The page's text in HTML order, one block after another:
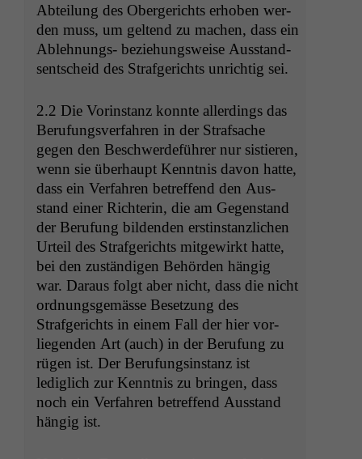
Abteilung des Oberg­erichts erhoben wer­
den muss, um gel­tend zu machen, dass ein
Ablehnungs- beziehungsweise Aus­stand­
sentscheid des Strafgerichts unrichtig sei.
2.2 Die Vorin­stanz kon­nte allerd­ings das
Beru­fungsver­fahren in der Straf­sache
gegen den Beschw­erde­führer nur sistieren,
wenn sie über­haupt Ken­nt­nis davon hat­te,
dass ein Ver­fahren betr­e­f­fend den Aus­
stand ein­er Rich­terin, die am Gegen­stand
der Beru­fung bilden­den erstin­stan­zlichen
Urteil des Strafgerichts mit­gewirkt hat­te,
bei den zuständi­gen Behör­den hängig
war. Daraus fol­gt aber nicht, dass die nicht
ord­nungs­gemässe Beset­zung des
Strafgerichts in einem Fall der hier vor­
liegen­den Art (auch) in der Beru­fung zu
rügen ist. Der Beru­fungsin­stanz ist
lediglich zur Ken­nt­nis zu brin­gen, dass
noch ein Ver­fahren betr­e­f­fend Aus­stand
hängig ist.